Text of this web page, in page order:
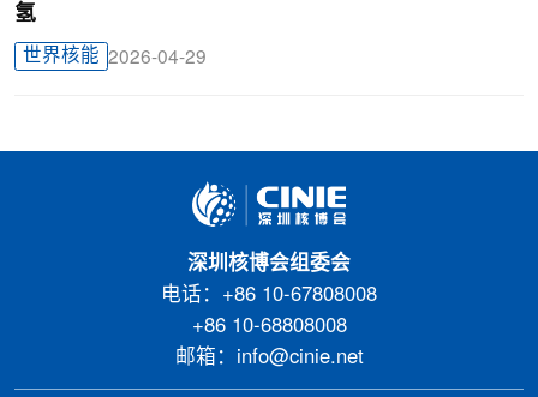
氢
世界核能 2026-04-29
深圳核博会组委会
电话：+86 10-67808008
+86 10-68808008
邮箱：info@cinie.net